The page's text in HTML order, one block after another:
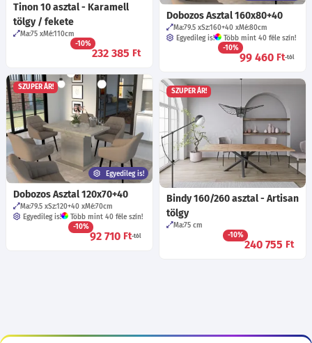
Tinon 10 asztal - Karamell
tölgy / fekete
Ma:75 Mé:110cm
-10%
232 385 Ft
Dobozos Asztal 160x80+40
Ma:79.5 Sz:160+40 Mé:80cm
Egyedileg is!
Több mint 40 féle szín!
-10%
99 460 Ft-tól
SZUPER ÁR!
Egyedileg is!
Dobozos Asztal 120x70+40
Ma:79.5 Sz:120+40 Mé:70cm
Egyedileg is!
Több mint 40 féle szín!
-10%
92 710 Ft-tól
SZUPER ÁR!
Bindy 160/260 asztal - Artisan
tölgy
Ma:75 cm
-10%
240 755 Ft